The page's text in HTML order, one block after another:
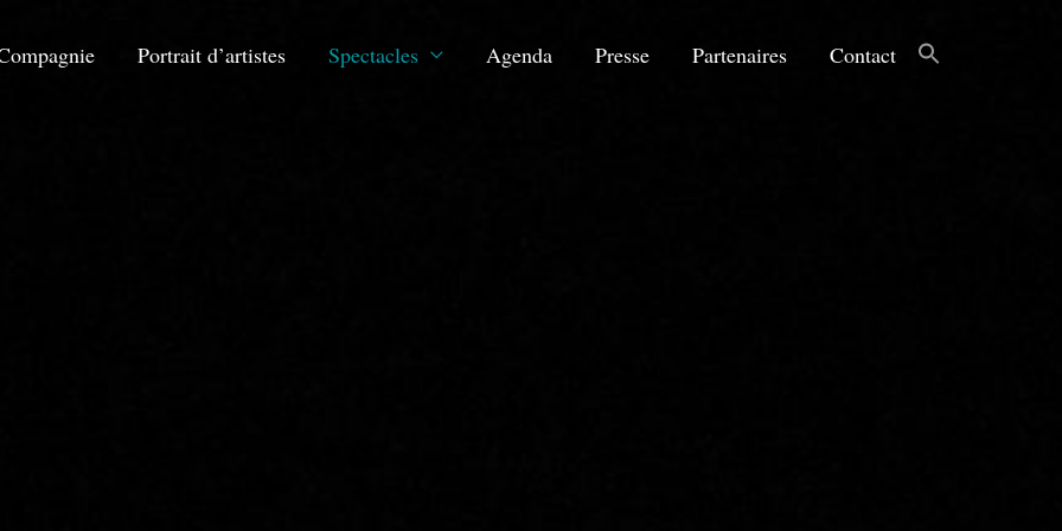
Portrait d’artistes Spectacles Agenda Presse Partenaires Contact